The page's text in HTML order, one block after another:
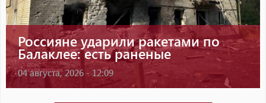
Россияне ударили ракетами по
Балаклее: есть раненые
04 августа, 2026 - 12:09